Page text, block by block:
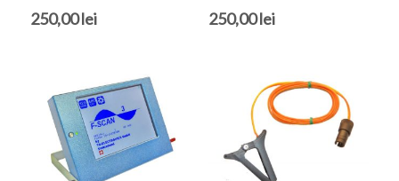
250,00lei 250,00lei